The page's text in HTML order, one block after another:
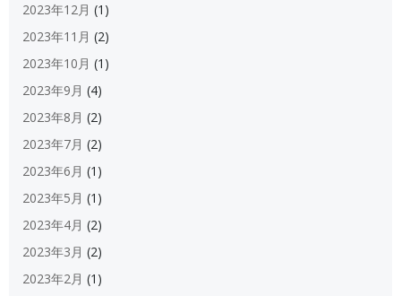
2023年12月 (1)
2023年11月 (2)
2023年10月 (1)
2023年9月 (4)
2023年8月 (2)
2023年7月 (2)
2023年6月 (1)
2023年5月 (1)
2023年4月 (2)
2023年3月 (2)
2023年2月 (1)